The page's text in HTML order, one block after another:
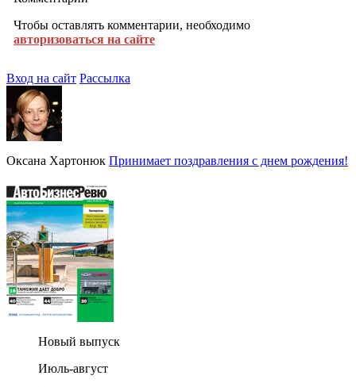
Чтобы оставлять комментарии, необходимо
авторизоваться на сайте
Вход на сайт Рассылка
Оксана Хартонюк Принимает поздравления с днем рождения!
Новый выпуск
Июль-август